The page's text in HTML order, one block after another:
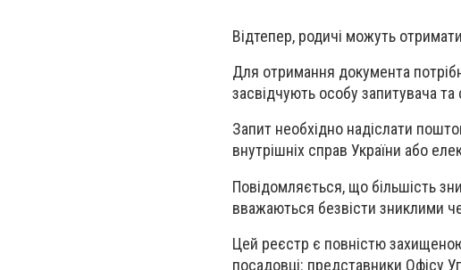
Відтепер, родичі можуть
Для отримання документа
засвідчують особу запитувача
Запит необхідно надіслати
внутрішніх справ України або
Повідомляється, що більшість
вважаються безвісти зниклими
Цей реєстр є повністю
посадовці: представники Офісу